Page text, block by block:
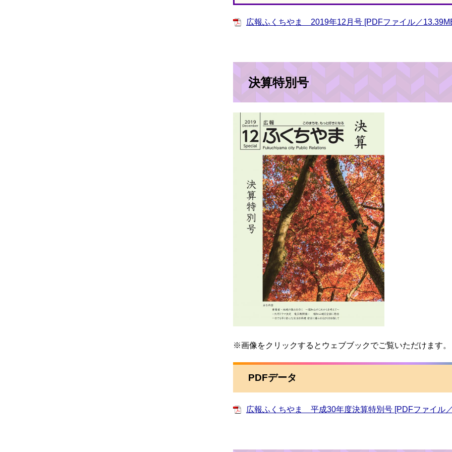
広報ふくちやま 2019年12月号 [PDFファイル／
決算特別号
※画像をクリックするとウェブブックでご覧いただけます。
PDFデータ
広報ふくちやま 平成30年度決算特別号 [PDFファイル